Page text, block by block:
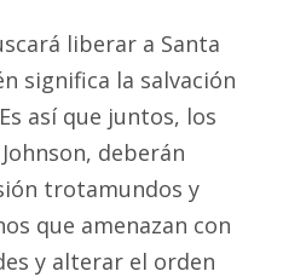
liberar a Santa
significa la salvación
así que juntos, los
deberán
trotamundos y
que amenazan con
y alterar el orden